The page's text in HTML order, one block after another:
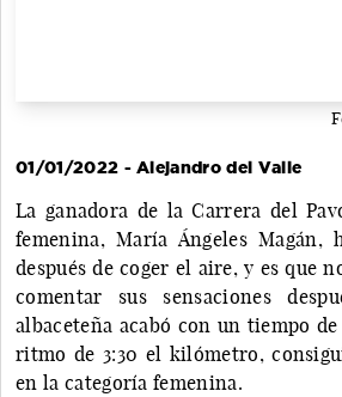
01/01/2022 - Alejandro del Valle
La ganadora de la Carrera del
femenina, María Ángeles
después de coger el aire, y es que
comentar sus sensaciones
albaceteña acabó con un tiempo de
ritmo de 3:30 el kilómetro,
en la categoría femenina.